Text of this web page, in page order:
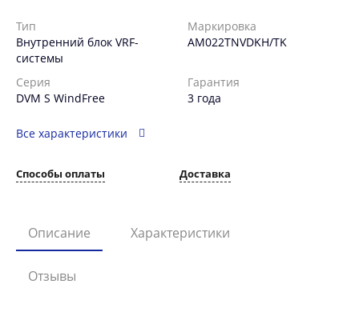
Тип
Внутренний блок VRF-
системы
Маркировка
AM022TNVDKH/TK
Серия
DVM S WindFree
Гарантия
3 года
Все характеристики
Способы оплаты Доставка
Описание Характеристики
Отзывы